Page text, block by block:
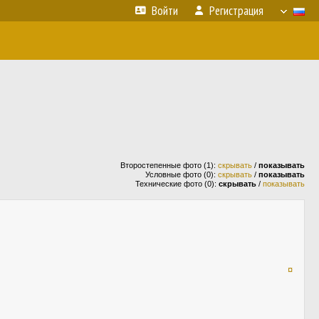
Войти Регистрация
Второстепенные фото (1): скрывать / показывать
Условные фото (0): скрывать / показывать
Технические фото (0): скрывать / показывать
¤